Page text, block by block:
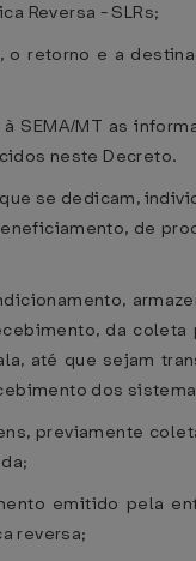
Reversa - SLRs;
retorno e a
MT as
neste Decreto.
se dedicam,
de
da
até que sejam
dos
previamente
emitido pela
reversa;